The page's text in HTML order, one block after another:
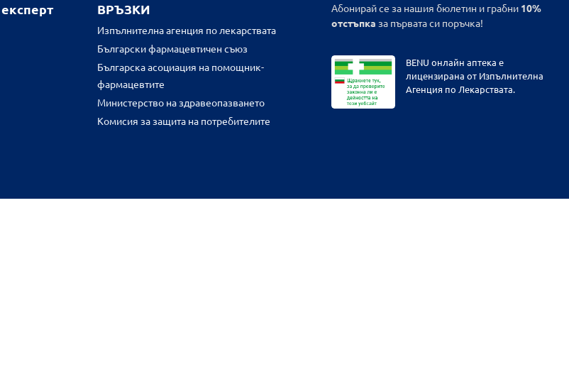
ВРЪЗКИ
Изпълнителна агенция по лекарствата
Български фармацевтичен съюз
Българска асоциация на помощник-
фармацевтите
Министерство на здравеопазването
Комисия за защита на потребителите
Абонирай се за нашия бюлетин и грабни 10%
отстъпка за първата си поръчка!
BENU онлайн аптека е
лицензирана от Изпълнителна
Агенция по Лекарствата.